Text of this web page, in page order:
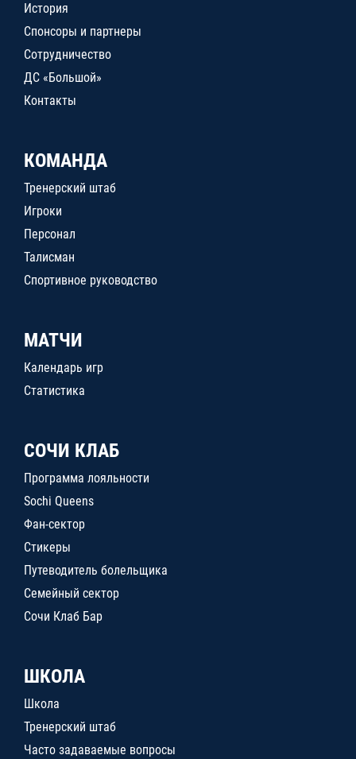
История
Спонсоры и партнеры
Сотрудничество
ДС «Большой»
Контакты
КОМАНДА
Тренерский штаб
Игроки
Персонал
Талисман
Спортивное руководство
МАТЧИ
Календарь игр
Статистика
СОЧИ КЛАБ
Программа лояльности
Sochi Queens
Фан-сектор
Стикеры
Путеводитель болельщика
Семейный сектор
Сочи Клаб Бар
ШКОЛА
Школа
Тренерский штаб
Часто задаваемые вопросы